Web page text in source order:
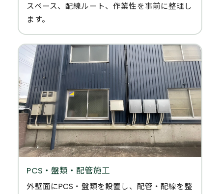
スペース、配線ルート、作業性を事前に整理し
ます。
PCS・盤類・配管施工
外壁面にPCS・盤類を設置し、配管・配線を整